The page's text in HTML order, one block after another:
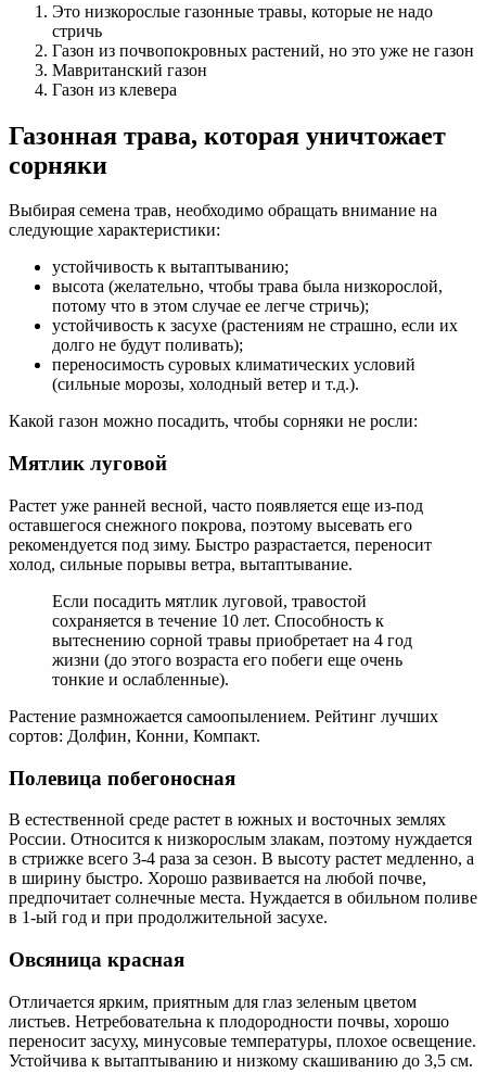
Это низкорослые газонные травы, которые не надо
стричь
Газон из почвопокровных растений, но это уже не газон
Мавританский газон
Газон из клевера
Газонная трава, которая уничтожает
сорняки
Выбирая семена трав, необходимо обращать внимание на
следующие характеристики:
устойчивость к вытаптыванию;
высота (желательно, чтобы трава была низкорослой,
потому что в этом случае ее легче стричь);
устойчивость к засухе (растениям не страшно, если их
долго не будут поливать);
переносимость суровых климатических условий
(сильные морозы, холодный ветер и т.д.).
Какой газон можно посадить, чтобы сорняки не росли:
Мятлик луговой
Растет уже ранней весной, часто появляется еще из-под
оставшегося снежного покрова, поэтому высевать его
рекомендуется под зиму. Быстро разрастается, переносит
холод, сильные порывы ветра, вытаптывание.
Если посадить мятлик луговой, травостой
сохраняется в течение 10 лет. Способность к
вытеснению сорной травы приобретает на 4 год
жизни (до этого возраста его побеги еще очень
тонкие и ослабленные).
Растение размножается самоопылением. Рейтинг лучших
сортов: Долфин, Конни, Компакт.
Полевица побегоносная
В естественной среде растет в южных и восточных землях
России. Относится к низкорослым злакам, поэтому нуждается
в стрижке всего 3-4 раза за сезон. В высоту растет медленно, а
в ширину быстро. Хорошо развивается на любой почве,
предпочитает солнечные места. Нуждается в обильном поливе
в 1-ый год и при продолжительной засухе.
Овсяница красная
Отличается ярким, приятным для глаз зеленым цветом
листьев. Нетребовательна к плодородности почвы, хорошо
переносит засуху, минусовые температуры, плохое освещение.
Устойчива к вытаптыванию и низкому скашиванию до 3,5 см.